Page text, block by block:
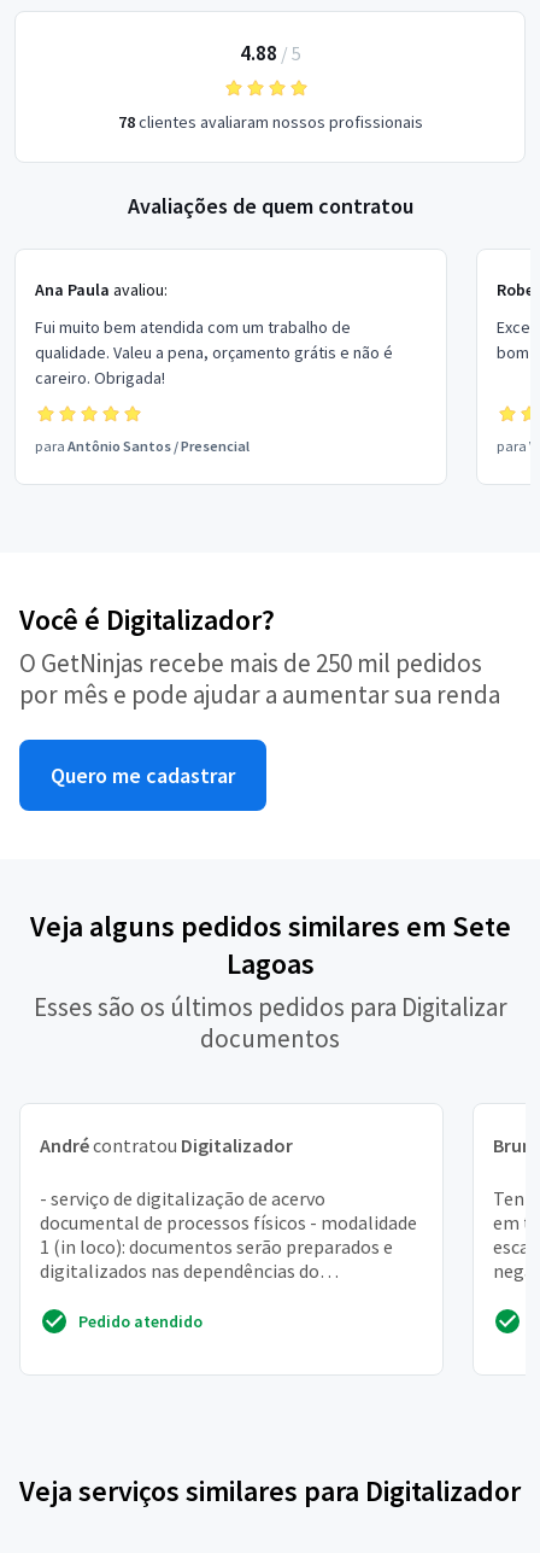
4.88 / 5
78clientes avaliaram nossos profissionais
Avaliações de quem contratou
Ana Paula avaliou:
Fui muito bem atendida com um trabalho de
qualidade. Valeu a pena, orçamento grátis e não é
careiro. Obrigada!
para Antônio Santos /Presencial
bom
para
Você é Digitalizador?
O GetNinjas recebe mais de 250 mil pedidos
por mês e pode ajudar a aumentar sua renda
Quero me cadastrar
Veja alguns pedidos similares em Sete
Lagoas
Esses são os últimos pedidos para Digitalizar
documentos
Andrécontratou Digitalizador
- serviço de digitalização de acervo
documental de processos físicos - modalidade
1 (in loco): documentos serão preparados e
digitalizados nas dependências do
Pedido atendido
em
Veja serviços similares para Digitalizador